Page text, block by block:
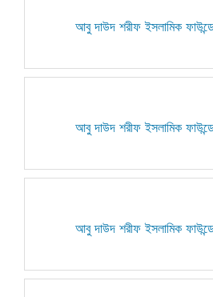
আবু দাউদ শরীফ ইসলামিক
আবু দাউদ শরীফ ইসলামিক
আবু দাউদ শরীফ ইসলামিক